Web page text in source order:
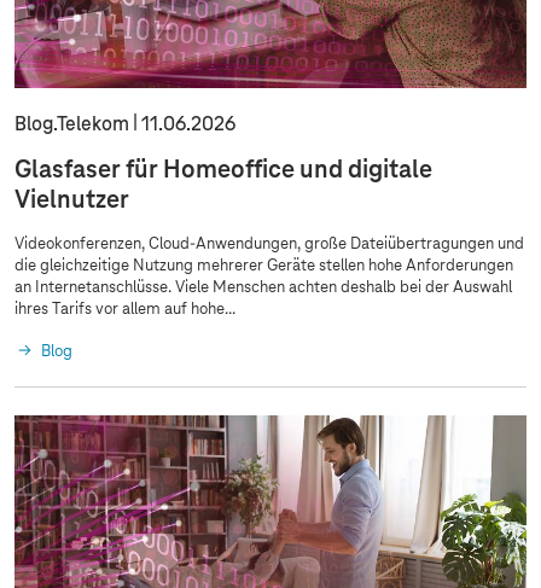
Blog.Telekom 11.06.2026
Glasfaser für Homeoffice und digitale
Vielnutzer
Videokonferenzen, Cloud-Anwendungen, große Dateiübertragungen und
die gleichzeitige Nutzung mehrerer Geräte stellen hohe Anforderungen
an Internetanschlüsse. Viele Menschen achten deshalb bei der Auswahl
ihres Tarifs vor allem auf hohe...
Blog